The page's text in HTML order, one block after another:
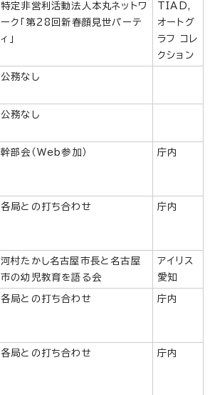
特定非営利活動法人本丸ネットワ
ーク「第28回新春顔見世パーテ
ィ」
TIAD,
オートグ
ラフ コレ
クション
公務なし
公務なし
幹部会（Web参加） 庁内
各局との打ち合わせ 庁内
河村たかし名古屋市長と名古屋
市の幼児教育を語る会
アイリス
愛知
各局との打ち合わせ 庁内
各局との打ち合わせ 庁内